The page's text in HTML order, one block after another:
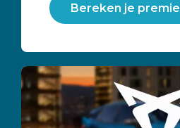
Bereken je premie